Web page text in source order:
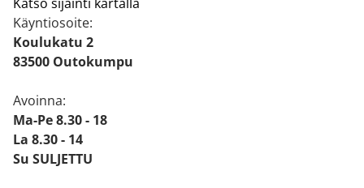
Käyntiosoite:
Koulukatu 2
83500 Outokumpu
Avoinna:
Ma-Pe 8.30 - 18
La 8.30 - 14
Su SULJETTU